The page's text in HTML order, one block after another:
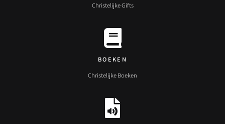
Christelijke Gifts
BOEKEN
Christelijke Boeken